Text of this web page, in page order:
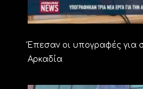
Έπεσαν οι υπογραφές για
Αρκαδία